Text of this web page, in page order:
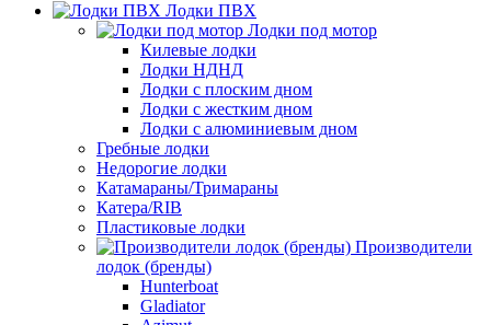
Лодки ПВХ
Лодки под мотор
Килевые лодки
Лодки НДНД
Лодки с плоским дном
Лодки с жестким дном
Лодки с алюминиевым дном
Гребные лодки
Недорогие лодки
Катамараны/Тримараны
Катера/RIB
Пластиковые лодки
Производители
лодок (бренды)
Hunterboat
Gladiator